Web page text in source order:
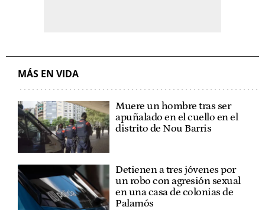
MÁS EN VIDA
Muere un hombre tras ser
apuñalado en el cuello en el
distrito de Nou Barris
Detienen a tres jóvenes por
un robo con agresión sexual
en una casa de colonias de
Palamós